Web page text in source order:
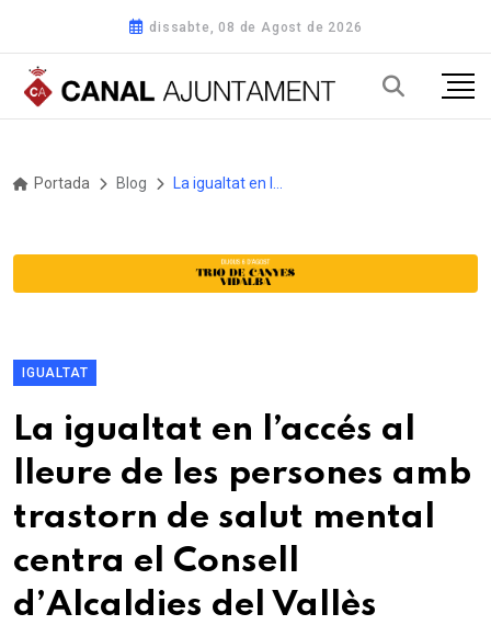
dissabte, 08 de Agost de 2026
Portada Blog
IGUALTAT
La igualtat en l’accés al
lleure de les persones amb
trastorn de salut mental
centra el Consell
d’Alcaldies del Vallès